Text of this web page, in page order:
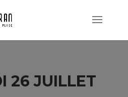
26 JUILLET